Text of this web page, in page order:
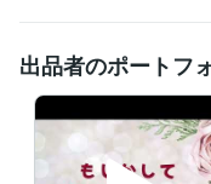
できるだけ対応させてい
遠慮なく連絡してみてくだ
予約を押していただいた場
すぐに鑑定をと言われて
設定できないことがありま
出品者のポートフ